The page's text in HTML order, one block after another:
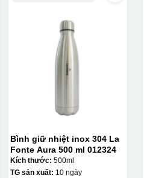
Bình giữ nhiệt inox 304 La
Fonte Aura 500 ml 012324
Kích thước: 500ml
TG sản xuất: 10 ngày